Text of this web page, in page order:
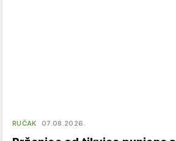
RUČAK 07.08.2026.